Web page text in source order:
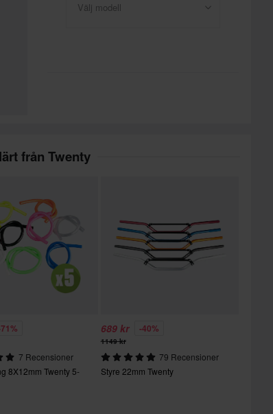
Välj modell
från Twenty
7 Recensioner
8X12mm Twenty 5-
689 kr -40%
1149 kr
79 Recensioner
Styre 22mm Twenty